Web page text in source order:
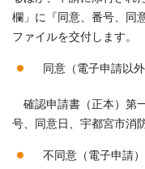
欄」に『同意、番号、同
ファイルを交付します。
同意（電子申請以
確認申請書（正本）第
号、同意日、宇都宮市消
不同意（電子申請